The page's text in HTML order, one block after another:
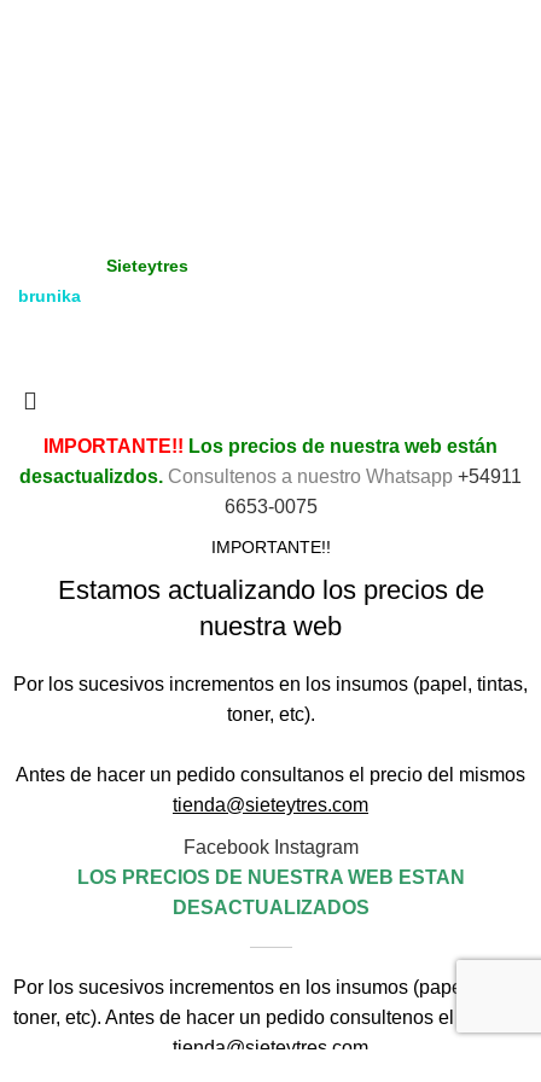
Sieteytres
brunika
IMPORTANTE!! Los precios de nuestra web están
desactualizdos. Consultenos a nuestro Whatsapp +54911
6653-0075
IMPORTANTE!!
Estamos actualizando los precios de
nuestra web
Por los sucesivos incrementos en los insumos (papel, tintas,
toner, etc).
Antes de hacer un pedido consultanos el precio del mismos
tienda@sieteytres.com
Facebook Instagram
LOS PRECIOS DE NUESTRA WEB ESTAN
DESACTUALIZADOS
Por los sucesivos incrementos en los insumos (papel, tintas,
toner, etc). Antes de hacer un pedido consultenos el precio a
tienda@sieteytres.com